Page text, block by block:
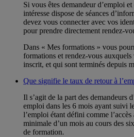
Si vous êtes demandeur d’emploi
intéresse dispose de séances
devez vous connecter avec vos
pour prendre directement rendez-
Dans « Mes formations » vous
formations et rendez-vous auxquels
inscrit, et qui sont terminés depuis
Que signifie le taux de retour à
Il s’agit de la part des demandeurs
emploi dans les 6 mois ayant suivi
l’emploi étant défini comme
minimale d’un mois au cours des
de formation.